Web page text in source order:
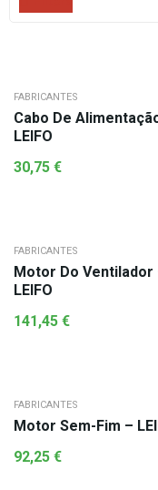
FABRICANTES
Cabo De
LEIFO
30,75 €
FABRICANTES
Motor Do Ventilador
LEIFO
141,45 €
FABRICANTES
Motor Sem-Fim –
92,25 €